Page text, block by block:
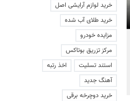
ماجرای بوتاکس‌های تقلبی
زعفرانیه + فیلم
خرید لوازم آرایشی اصل
خرید طلای آب شده
مزایده خودرو
مرکز تزریق بوتاکس
استند تسلیت
اخذ رتبه
آهنگ جدید
خرید دوچرخه برقی